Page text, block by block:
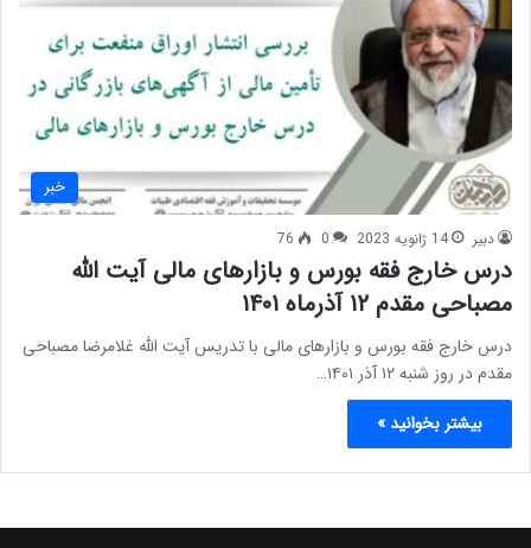
خبر
دبیر 14 ژانویه 2023 0
76
درس خارج فقه بورس و بازارهای مالی آیت الله
مصباحی مقدم ۱۲ آذرماه ۱۴۰۱
درس خارج فقه بورس و بازارهای مالی با تدریس آیت الله غلامرضا مصباحی
مقدم در روز شنبه ۱۲ آذر ۱۴۰۱…
بیشتر بخوانید »